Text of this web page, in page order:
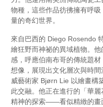
物種，這些作品彷彿擁有呼
量的奇幻世界。
來自巴西的 Diego Rosendo
繪狂野而神祕的異域植物。
感，呼應伯南布哥的傳統題
想像，展現出文化層次與時
威藝術家 Bjørn Lie 以繪畫構
此交融。他正在進行的「華
精神的探索——看似精緻的畫